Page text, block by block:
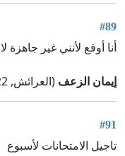
#89
أنا أوقع لأنني غير جاهزة
إيمان الزعف (العرائش, 2022-12-11)
#91
تاجيل الامتحانات لأسبوع